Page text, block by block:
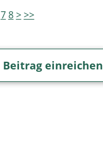
78>>>
Beitrag einreichen